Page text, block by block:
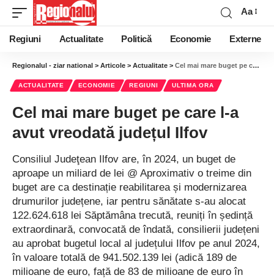
Aa
Regiuni Actualitate Politică Economie Externe
Regionalul - ziar national > Articole > Actualitate > Cel mai mare buget pe care l-a avut vreodată județul Ilfov
ACTUALITATE ECONOMIE REGIUNI ULTIMA ORA
Cel mai mare buget pe care l-a
avut vreodată județul Ilfov
Consiliul Judeţean Ilfov are, în 2024, un buget de
aproape un miliard de lei @ Aproximativ o treime din
buget are ca destinație reabilitarea și modernizarea
drumurilor județene, iar pentru sănătate s-au alocat
122.624.618 lei Săptămâna trecută, reuniți în ședință
extraordinară, convocată de îndată, consilierii județeni
au aprobat bugetul local al județului Ilfov pe anul 2024,
în valoare totală de 941.502.139 lei (adică 189 de
milioane de euro, față de 83 de milioane de euro în